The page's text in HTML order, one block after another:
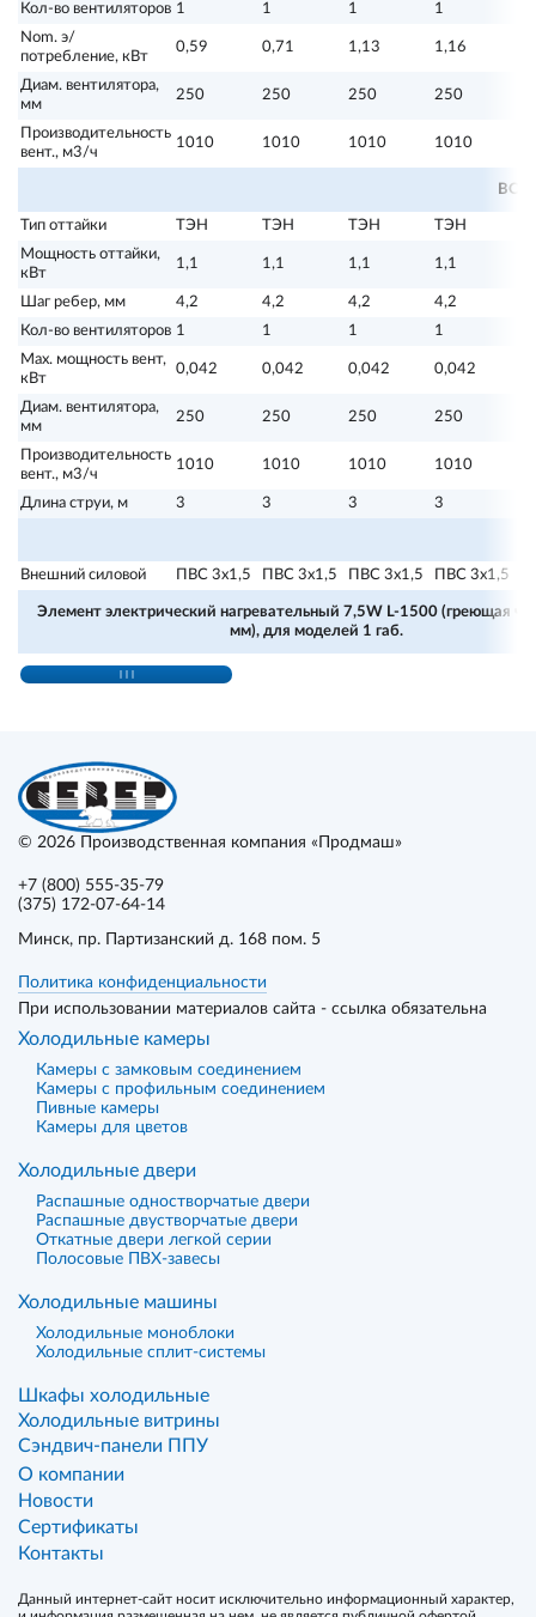
Кол-во вентиляторов 1 1 1 1
Nom. э/
потребление, кВт
0,59 0,71 1,13 1,16
Диам. вентилятора,
мм
250 250 250 250
Производительность
вент., м3/ч
1010 1010 1010 1010
Тип оттайки ТЭН ТЭН ТЭН ТЭН
Мощность оттайки,
кВт
1,1 1,1 1,1 1,1
Шаг ребер, мм 4,2 4,2 4,2 4,2
Кол-во вентиляторов 1 1 1 1
Max. мощность вент,
кВт
0,042 0,042 0,042 0,042
Диам. вентилятора,
мм
250 250 250 250
Производительность
вент., м3/ч
1010 1010 1010 1010
Длина струи, м 3 3 3 3
Внешний силовой ПВС 3х1,5 ПВС 3х1,5 ПВС 3х1,5 ПВС 3х1,5
Элемент электрический нагревательный 7,5W L-1500 (греющая
мм), для моделей 1 габ.
© 2026 Производственная компания «Продмаш»
+7 (800) 555-35-79
(375) 172-07-64-14
Минск, пр. Партизанский д. 168 пом. 5
Политика конфиденциальности
При использовании материалов сайта - ссылка обязательна
Холодильные камеры
Камеры с замковым соединением
Камеры с профильным соединением
Пивные камеры
Камеры для цветов
Холодильные двери
Распашные одностворчатые двери
Распашные двустворчатые двери
Откатные двери легкой серии
Полосовые ПВХ-завесы
Холодильные машины
Холодильные моноблоки
Холодильные сплит-системы
Шкафы холодильные
Холодильные витрины
Сэндвич-панели ППУ
О компании
Новости
Сертификаты
Контакты
Данный интернет-сайт носит исключительно информационный характер,